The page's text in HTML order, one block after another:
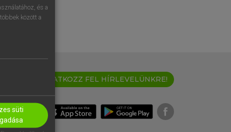
IRATKOZZ FEL HÍRLEVELÜNKRE!
és a
között a
süti